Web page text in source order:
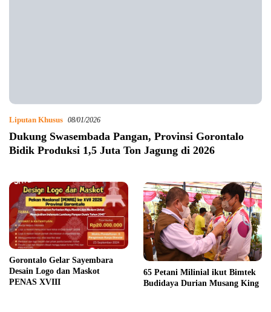
Liputan Khusus 08/01/2026
Dukung Swasembada Pangan, Provinsi Gorontalo
Bidik Produksi 1,5 Juta Ton Jagung di 2026
Gorontalo Gelar Sayembara
Desain Logo dan Maskot
PENAS XVIII
65 Petani Milinial ikut Bimtek
Budidaya Durian Musang King